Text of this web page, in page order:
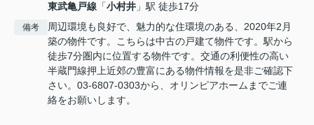
東武亀戸線 「小村井 」駅 徒歩17分
備考
周辺環境も良好で、魅力的な住環境のある、2020年2月
築の物件です。こちらは中古の戸建て物件です。駅から
徒歩7分圏内に位置する物件です。交通の利便性の高い
半蔵門線押上近郊の豊富にある物件情報を是非ご確認下
さい。03-6807-0303から、オリンピアホームまでご連
絡をお願いします。